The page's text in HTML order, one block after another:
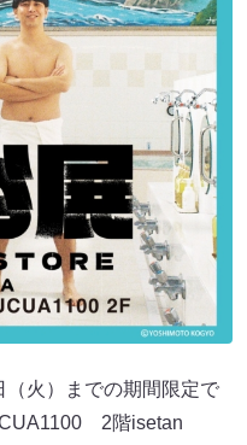
火）までの期間限定で
2階isetan